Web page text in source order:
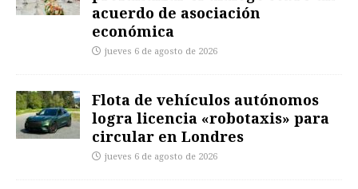
acuerdo de asociación
económica
jueves 6 de agosto de 2026
Flota de vehículos autónomos
logra licencia «robotaxis» para
circular en Londres
jueves 6 de agosto de 2026